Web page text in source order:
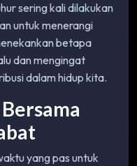
sering kali dilakukan
untuk menerangi
betapa
dan mengingat
dalam hidup kita.
yang pas untuk